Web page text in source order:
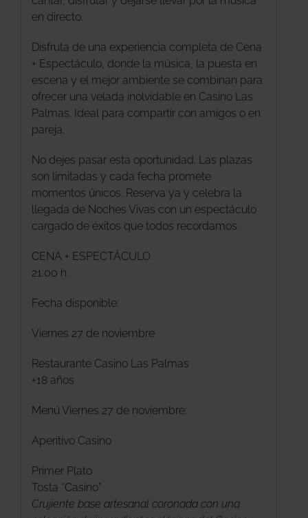
en directo.
Disfruta de una experiencia completa de Cena
+ Espectáculo, donde la música, la puesta en
escena y el mejor ambiente se combinan para
ofrecer una velada inolvidable en Casino Las
Palmas. Ideal para compartir con amigos o en
pareja.
No dejes pasar esta oportunidad. Las plazas
son limitadas y cada fecha promete
momentos únicos. Reserva ya y celebra la
llegada de Noches Vivas con un espectáculo
cargado de éxitos que todos recordamos.
CENA + ESPECTÁCULO
21:00 h.
Fecha disponible:
Viernes 27 de noviembre
Restaurante Casino Las Palmas
+18 años
Menú Viernes 27 de noviembre:
Aperitivo Casino
Primer Plato
Tosta “Casino”
Crujiente base artesanal coronada con una